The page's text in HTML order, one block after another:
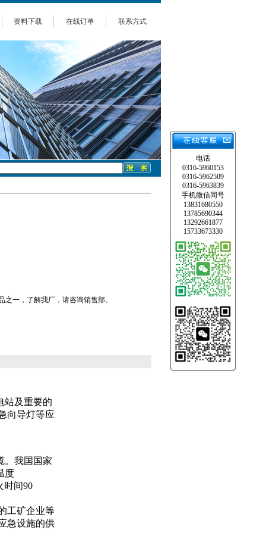
资料下载 在线订单 联系方式
一，了解我厂，请咨询销售部。
站及重要的
向导灯等应
。我国国家
度
时间90
工矿企业等
急设施的供
电话
0316-5960153
0316-5962509
0316-5963839
手机微信同号
13831680550
13785690344
13292661877
15733673330